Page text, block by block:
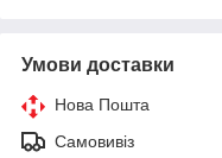
Умови доставки
Нова Пошта
Самовивіз